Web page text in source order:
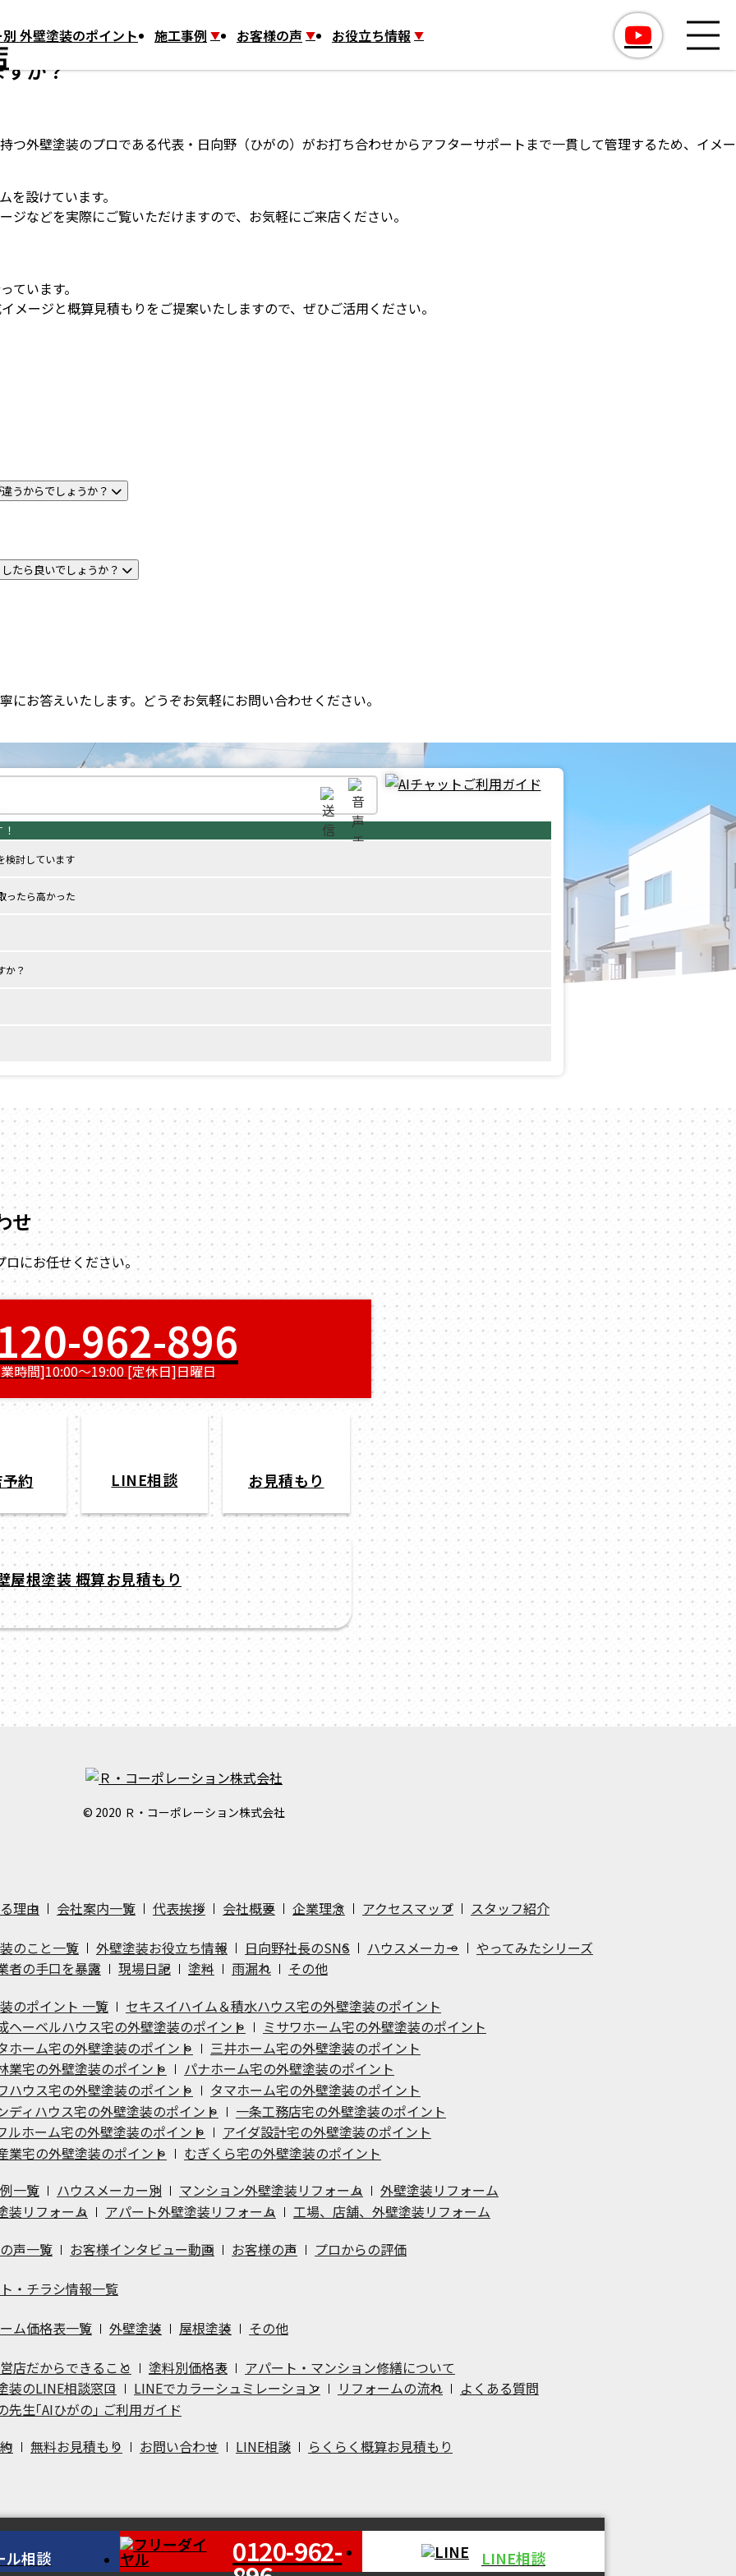
外壁塗装のポイント 施工事例 お客様の声 お役立ち情報
すか？
外壁塗装のプロである代表・日向野（ひがの）がお打ち合わせからアフターサポートまで一貫して管理するため、イメー
設けています。
などを実際にご覧いただけますので、お気軽にご来店ください。
ています。
ージと概算見積もりをご提案いたしますので、ぜひご活用ください。
うからでしょうか？
たら良いでしょうか？
お答えいたします。どうぞお気軽にお問い合わせください。
検討しています
ったら高かった
か？
962-896
時間]10:00～19:00 [定休日]日曜日
約 LINE相談 お見積もり
ル相談 0120-962- LINE相談
© 2020 Ｒ・コーポレーション株式会社
理由 会社案内一覧 代表挨拶 会社概要 企業理念 アクセスマップ
スタッフ紹介
のこと一覧
外壁塗装お役立ち情報 日向野社長のSNS ハウスメーカー
やってみたシリーズ
者の手口を暴露
現場日記 塗料 雨漏れ
その他
のポイント 一覧
セキスイハイム＆積水ハウス宅の外壁塗装のポイント
ヘーベルハウス宅の外壁塗装のポイント
ミサワホーム宅の外壁塗装のポイント
ホーム宅の外壁塗装のポイント
三井ホーム宅の外壁塗装のポイント
業宅の外壁塗装のポイント
パナホーム宅の外壁塗装のポイント
ハウス宅の外壁塗装のポイント
タマホーム宅の外壁塗装のポイント
ディハウス宅の外壁塗装のポイント
一条工務店宅の外壁塗装のポイント
ルホーム宅の外壁塗装のポイント
アイダ設計宅の外壁塗装のポイント
業宅の外壁塗装のポイント
むぎくら宅の外壁塗装のポイント
一覧
ハウスメーカー別 マンション外壁塗装リフォーム
外壁塗装リフォーム
装リフォーム
アパート外壁塗装リフォーム
工場、店舗、外壁塗装リフォーム
声一覧
お客様インタビュー動画 お客様の声
プロからの評価
・チラシ情報一覧
ム価格表一覧
外壁塗装 屋根塗装
その他
店だからできること
塗料別価格表
アパート・マンション修繕について
装のLINE相談窓口
LINEでカラーシュミレーション リフォームの流れ
よくある質問
先生｢AIひがの｣ ご利用ガイド
無料お見積もり お問い合わせ LINE相談 らくらく概算お見積もり